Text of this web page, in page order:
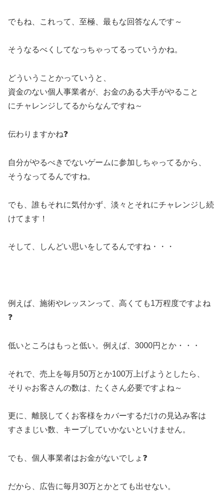
でもね、これって、至極、最もな回答なんです～
そうなるべくしてなっちゃってるっていうかね。
どういうことかっていうと、
資金のない個人事業者が、お金のある大手がやること
にチャレンジしてるからなんですね～
伝わりますかね❓
自分がやるべきでないゲームに参加しちゃってるから、
そうなってるんですね。
でも、誰もそれに気付かず、淡々とそれにチャレンジし続
けてます！
そして、しんどい思いをしてるんですね・・・
例えば、施術やレッスンって、高くても1万程度ですよね
❓
低いところはもっと低い。例えば、3000円とか・・・
それで、売上を毎月50万とか100万上げようとしたら、
そりゃお客さんの数は、たくさん必要ですよね～
更に、離脱してくお客様をカバーするだけの見込み客は
すさまじい数、キープしていかないといけません。
でも、個人事業者はお金がないでしょ❓
だから、広告に毎月30万とかとても出せない。